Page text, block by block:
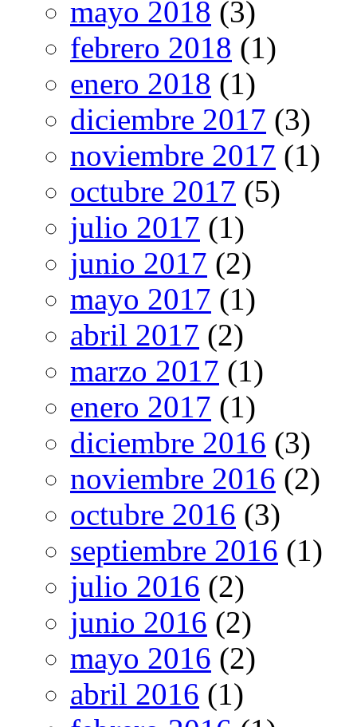
mayo 2018 (3)
febrero 2018 (1)
enero 2018 (1)
diciembre 2017 (3)
noviembre 2017 (1)
octubre 2017 (5)
julio 2017 (1)
junio 2017 (2)
mayo 2017 (1)
abril 2017 (2)
marzo 2017 (1)
enero 2017 (1)
diciembre 2016 (3)
noviembre 2016 (2)
octubre 2016 (3)
septiembre 2016 (1)
julio 2016 (2)
junio 2016 (2)
mayo 2016 (2)
abril 2016 (1)